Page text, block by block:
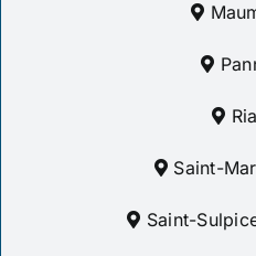
Saint-
Saint-